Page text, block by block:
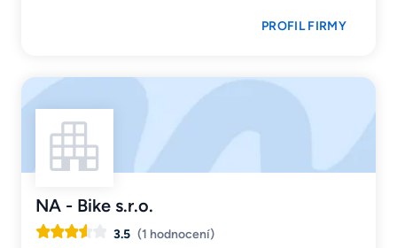
PROFIL FIRMY
NA - Bike s.r.o.
3.5 (1 hodnocení)